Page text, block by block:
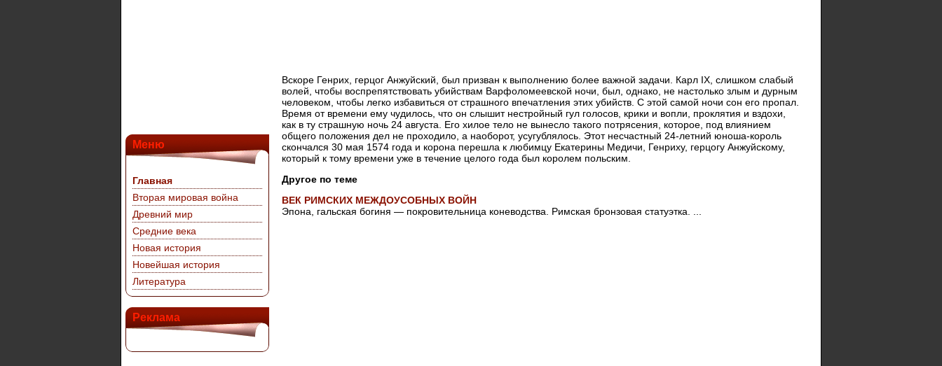
Меню
Главная
Вторая мировая война
Древний мир
Средние века
Новая история
Новейшая история
Литература
Реклама
Вскоре Генрих, герцог Анжуйский, был призван к выполнению более важной задачи. Карл IX, слишком слабый
волей, чтобы воспрепятствовать убийствам Варфоломеевской ночи, был, однако, не настолько злым и дурным
человеком, чтобы легко избавиться от страшного впечатления этих убийств. С этой самой ночи сон его пропал.
Время от времени ему чудилось, что он слышит нестройный гул голосов, крики и вопли, проклятия и вздохи,
как в ту страшную ночь 24 августа. Его хилое тело не вынесло такого потрясения, которое, под влиянием
общего положения дел не проходило, а наоборот, усугублялось. Этот несчастный 24-летний юноша-король
скончался 30 мая 1574 года и корона перешла к любимцу Екатерины Медичи, Генриху, герцогу Анжуйскому,
который к тому времени уже в течение целого года был королем польским.
Другое по теме
ВЕК РИМСКИХ МЕЖДОУСОБНЫХ ВОЙН
Эпона, гальская богиня — покровительница коневодства. Римская бронзовая статуэтка. ...